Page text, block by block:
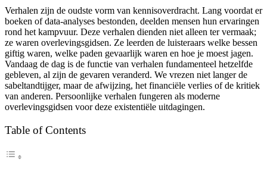
Verhalen zijn de oudste vorm van kennisoverdracht. Lang voordat er
boeken of data-analyses bestonden, deelden mensen hun ervaringen
rond het kampvuur. Deze verhalen dienden niet alleen ter vermaak;
ze waren overlevingsgidsen. Ze leerden de luisteraars welke bessen
giftig waren, welke paden gevaarlijk waren en hoe je moest jagen.
Vandaag de dag is de functie van verhalen fundamenteel hetzelfde
gebleven, al zijn de gevaren veranderd. We vrezen niet langer de
sabeltandtijger, maar de afwijzing, het financiële verlies of de kritiek
van anderen. Persoonlijke verhalen fungeren als moderne
overlevingsgidsen voor deze existentiële uitdagingen.
Table of Contents